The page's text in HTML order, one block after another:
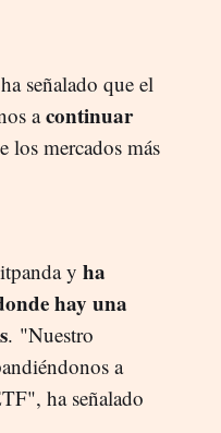
señalado que el
acontinuar
mercados más
y ha
hay una
. "Nuestro
a
ha señalado